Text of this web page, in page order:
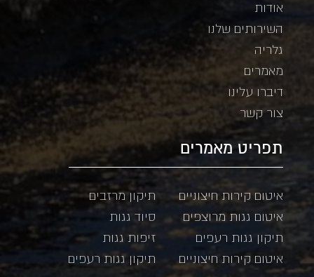
אודות
השירותים שלנו
גלריה
מאמרים
דיברו עלינו
צור קשר
תפריט מאמרים
איטום קירות חיצוניים
תיקון מרזבים
איטום גגות מרוצפים
סיוד גגות
תיקון גגות רעפים
זיפות גגות
איטום קירות חיצוניים
תיקון גגות רעפים